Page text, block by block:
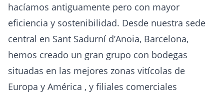
hacíamos antiguamente pero con mayor
eficiencia y sostenibilidad. Desde nuestra sede
central en Sant Sadurní d’Anoia, Barcelona,
hemos creado un gran grupo con bodegas
situadas en las mejores zonas vitícolas de
Europa y América , y filiales comerciales